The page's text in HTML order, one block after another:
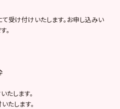
て受け付けいたします。お申し込みい
。
します。
たします。